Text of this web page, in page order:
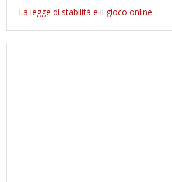
La legge di stabilità e il gioco online